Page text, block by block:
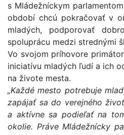
s Mládežníckym
období chcú pokračovať v
mladých, podporovať
spoluprácu medzi strednými
Vo svojom príhovore
iniciatívu mladých ľudí a ich
na živote mesta.
„Každé mesto potrebuje
zapájať sa do verejného
a aktívne sa podieľať na
okolie. Práve Mládežnícky